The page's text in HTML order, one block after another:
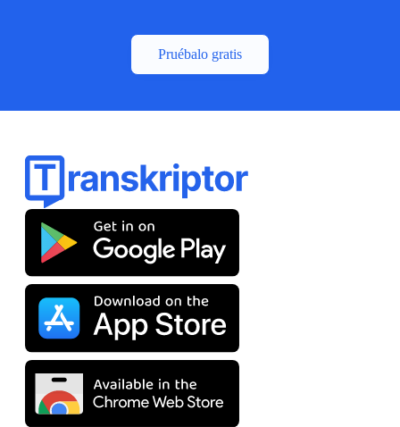
Pruébalo gratis